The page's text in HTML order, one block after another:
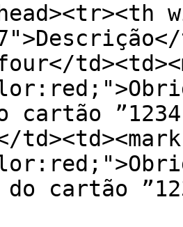
cartão
td><td><mark
cartão